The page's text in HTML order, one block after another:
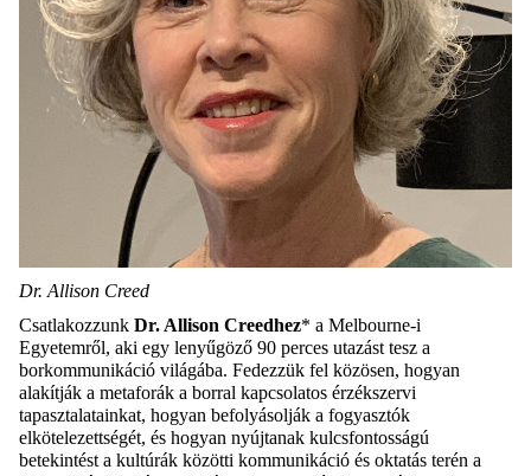
Dr. Allison Creed
Csatlakozzunk Dr. Allison Creedhez* a Melbourne-i
Egyetemről, aki egy lenyűgöző 90 perces utazást tesz a
borkommunikáció világába. Fedezzük fel közösen, hogyan
alakítják a metaforák a borral kapcsolatos érzékszervi
tapasztalatainkat, hogyan befolyásolják a fogyasztók
elkötelezettségét, és hogyan nyújtanak kulcsfontosságú
betekintést a kultúrák közötti kommunikáció és oktatás terén a